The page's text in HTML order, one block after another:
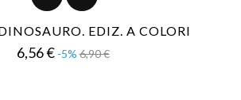
EDIZ. A COLORI
6,56 € Prezzo
-5% 6,90 €Prezzo